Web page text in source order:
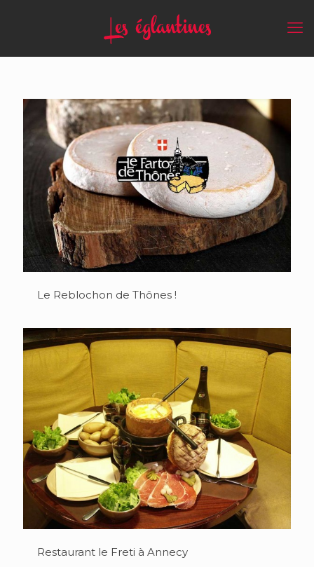
Le Reblochon de Thônes !
Restaurant le Freti à Annecy